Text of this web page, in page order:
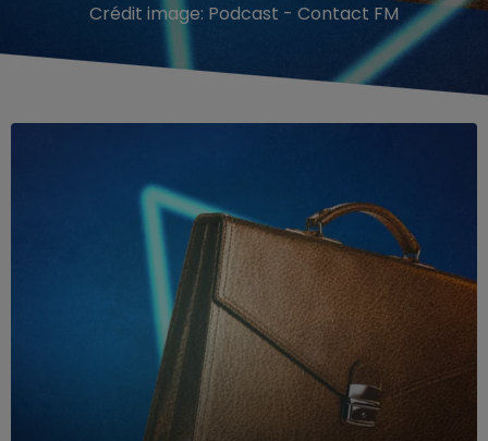
Crédit image: Podcast - Contact FM